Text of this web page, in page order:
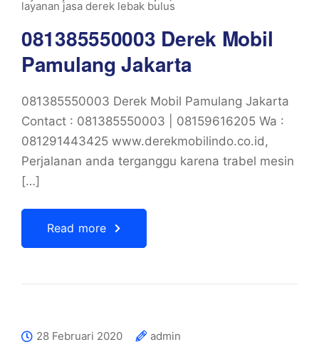
layanan jasa derek lebak bulus
081385550003 Derek Mobil
Pamulang Jakarta
081385550003 Derek Mobil Pamulang Jakarta
Contact : 081385550003 | 08159616205 Wa :
081291443425 www.derekmobilindo.co.id,
Perjalanan anda terganggu karena trabel mesin
[…]
Read more
28 Februari 2020
admin